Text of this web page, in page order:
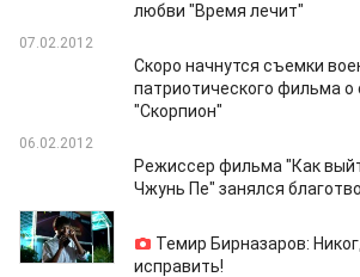
любви "Время лечит"
07.02.2012
Скоро начнутся съемки
патриотического фильма о
"Скорпион"
06.02.2012
Режиссер фильма "Как
Чжунь Пе" занялся
06.02.2012
Темир Бирназаров:
исправить!